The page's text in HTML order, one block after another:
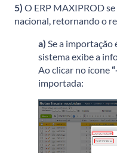
5) O ERP MAXIPROD
nacional, retornando o
a) Se a importação
sistema exibe a
Ao clicar no ícone
importada: